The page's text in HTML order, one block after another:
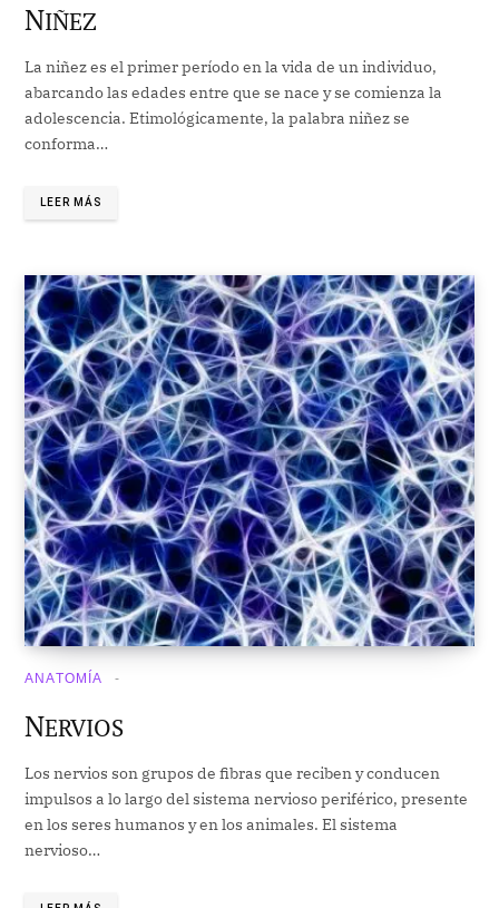
NIÑEZ
La niñez es el primer período en la vida de un individuo,
abarcando las edades entre que se nace y se comienza la
adolescencia. Etimológicamente, la palabra niñez se
conforma…
LEER MÁS
ANATOMÍA
NERVIOS
Los nervios son grupos de fibras que reciben y conducen
impulsos a lo largo del sistema nervioso periférico, presente
en los seres humanos y en los animales. El sistema
nervioso…